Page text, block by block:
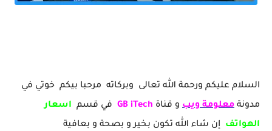
السلام عليكم ورحمة الله تعالى وبركاته مرحبا بيكم خوتي في
مدونة معلومة ويب و قناة GB iTech في قسم اسعار
الهواتف إن شاء الله تكون بخير و بصحة و بعافية